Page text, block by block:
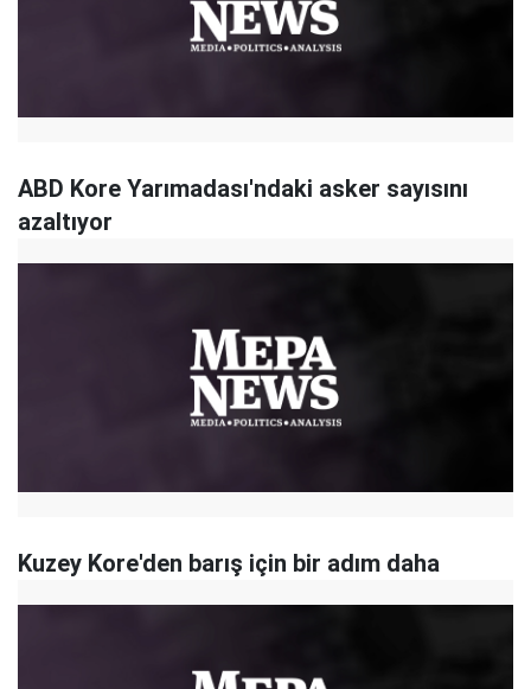
ABD Kore Yarımadası'ndaki asker sayısını
azaltıyor
Kuzey Kore'den barış için bir adım daha